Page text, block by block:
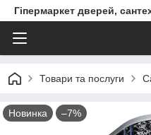
Гіпермаркет дверей,
Товари та послуги
Новинка –7%